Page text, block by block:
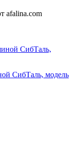
afalina.com
СибТаль, модель